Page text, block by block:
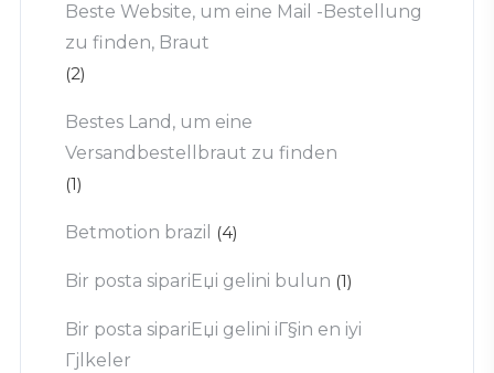
Beste Website, um eine Mail -Bestellung
zu finden, Braut
(2)
Bestes Land, um eine
Versandbestellbraut zu finden
(1)
Betmotion brazil (4)
Bir posta sipariЕџi gelini bulun (1)
Bir posta sipariЕџi gelini iГ§in en iyi
Гјlkeler